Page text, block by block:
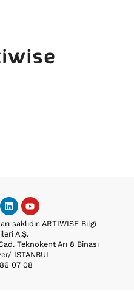
saklıdır. ARTIWISE Bilgi
A.Ş.
Teknokent Arı 8 Binası
İSTANBUL
07 08